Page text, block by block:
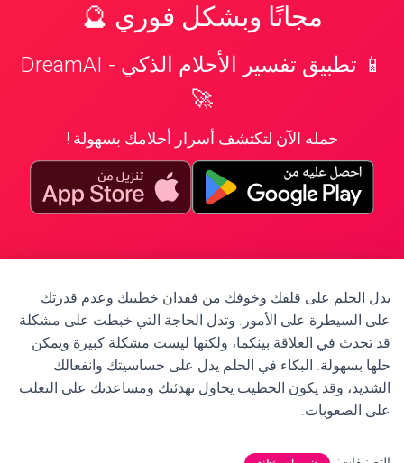
مجانًا وبشكل فوري 🔮
📱 تطبيق تفسير الأحلام الذكي - DreamAI
🚀
حمله الآن لتكتشف أسرار أحلامك بسهولة !
يدل الحلم على قلقك وخوفك من فقدان خطيبك وعدم قدرتك
على السيطرة على الأمور. وتدل الحاجة التي خبطت على مشكلة
قد تحدث في العلاقة بينكما، ولكنها ليست مشكلة كبيرة ويمكن
حلها بسهولة. البكاء في الحلم يدل على حساسيتك وانفعالك
الشديد، وقد يكون الخطيب يحاول تهدئتك ومساعدتك على التغلب
على الصعوبات.